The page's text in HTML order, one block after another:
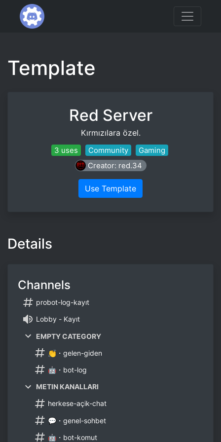
Template
Red Server
Kırmızılara özel.
3 uses Community
Gaming
Creator: red.34
Use Template
Details
Channels
probot-log-kayıt
Lobby - Kayıt
EMPTY CATEGORY
👏・gelen-giden
🤖・bot-log
METIN KANALLARI
herkese-açik-chat
💬・genel-sohbet
🤖・bot-komut